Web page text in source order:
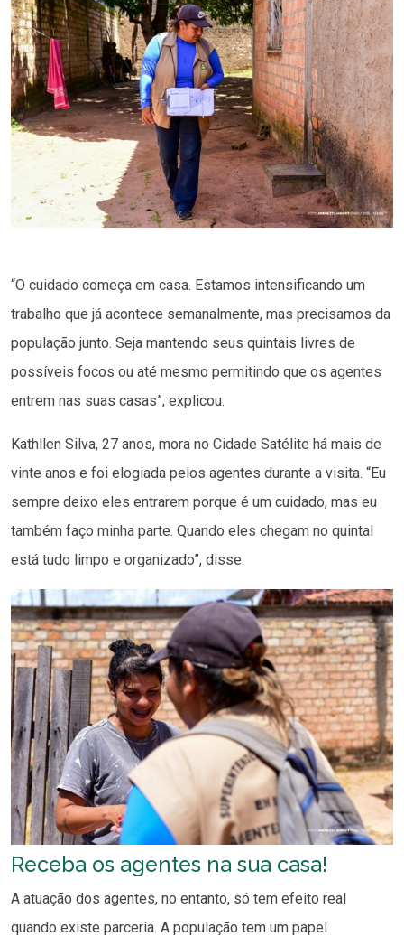
“O cuidado começa em casa. Estamos intensificando um
trabalho que já acontece semanalmente, mas precisamos da
população junto. Seja mantendo seus quintais livres de
possíveis focos ou até mesmo permitindo que os agentes
entrem nas suas casas”, explicou.
Kathllen Silva, 27 anos, mora no Cidade Satélite há mais de
vinte anos e foi elogiada pelos agentes durante a visita. “Eu
sempre deixo eles entrarem porque é um cuidado, mas eu
também faço minha parte. Quando eles chegam no quintal
está tudo limpo e organizado”, disse.
Receba os agentes na sua casa!
A atuação dos agentes, no entanto, só tem efeito real
quando existe parceria. A população tem um papel